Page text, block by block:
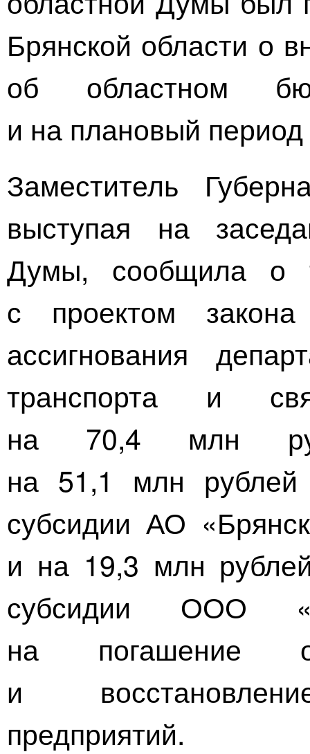
Брянской области о
об областном
и на плановый
Заместитель
выступая на
Думы, сообщила о
с проектом закона
ассигнования
транспорта и
на 70,4 млн
на 51,1 млн рублей
субсидииАО
и на 19,3 млн
субсидии ООО
на погашение
и
предприятий.